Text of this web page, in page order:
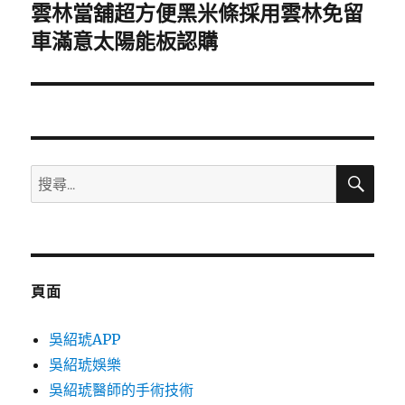
下
一
文
雲林當舖超方便黑米條採用雲林免留
車滿意太陽能板認購
搜
尋
鍵
搜
頁面
吳紹琥APP
吳紹琥娛樂
吳紹琥醫師的手術技術